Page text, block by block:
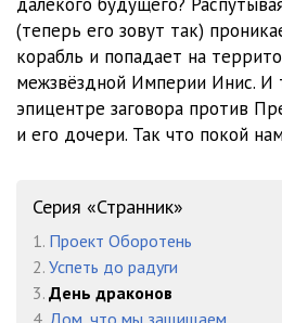
16
17
20
21
(теперь его зовут так)
корабль и попадает на
межзвёздной Империи Инис. И
эпицентре заговора против
и его дочери. Так что покой
Серия «Странник»
1. Проект Оборотень
2. Успеть до радуги
3. День драконов
4. Дом, что мы защищаем